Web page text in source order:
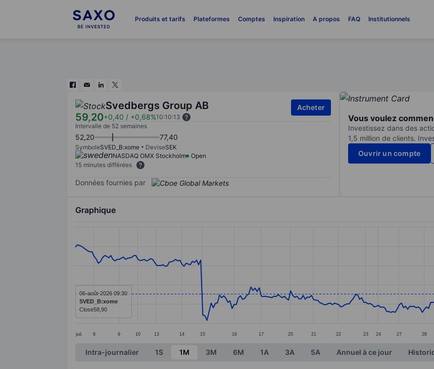
Produits et tarifs Plateformes Comptes Inspiration A propos FAQ Institutionnels
Svedbergs Group AB
59,20+0,40 / +0,68%10:10:13
Acheter
Intervalle de 52 semaines
52,20 77,40
SymboleSVED_B:xome DeviseSEK
NASDAQ OMX Stockholm
Open
15 minutes différées
Données fournies par
Vous voulez
Investissez dans des
1,5 million de clients.
Ouvrir un compte
Graphique
Line chart with 247 data points.
The chart has 1 X axis displaying categories.
The chart has 1 Y axis displaying values. Data ranges from 55.35 to 65.2.
juil. 8 9 10 13 14 15 16 17 20 21 22 23 24 27 28
06-août-2026 09:30
SVED_B:xome
Close58,90
End of interactive chart.
Intra-journalier 1S 1M 3M 6M 1A 3A 5A Annuel à ce jour